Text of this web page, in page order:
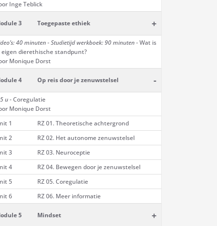
Inge Teblick
3 Toegepaste ethiek +
40 minuten - Studietijd werkboek: 90 minuten- Wat is
eigen dierethische standpunt?
Monique Dorst
4 Op reis door je zenuwstelsel -
u -Coregulatie
Monique Dorst
1
RZ 01. Theoretische achtergrond
2
RZ 02. Het autonome zenuwstelsel
3
RZ 03. Neuroceptie
4
RZ 04. Bewegen door je zenuwstelsel
5
RZ 05. Coregulatie
6
RZ 06. Meer informatie
5 Mindset +